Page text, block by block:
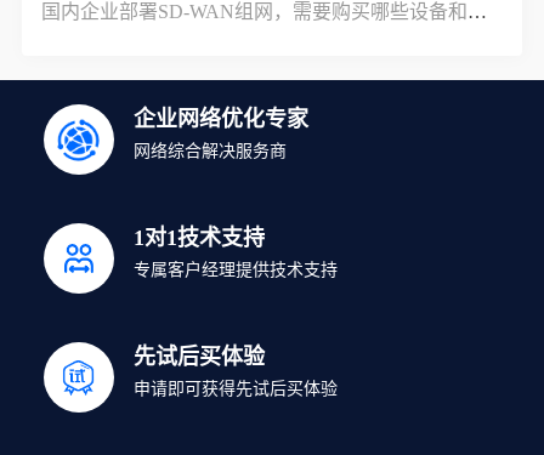
国内企业部署SD-WAN组网，需要购买哪些设备和服务？
企业网络优化专家
网络综合解决服务商
1对1技术支持
专属客户经理提供技术支持
先试后买体验
申请即可获得先试后买体验